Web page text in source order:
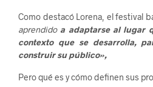
Como destacó Lorena, el festival
aprendido a adaptarse al lugar
contexto que se desarrolla,
construir su público»,
Pero qué es y cómo definen sus